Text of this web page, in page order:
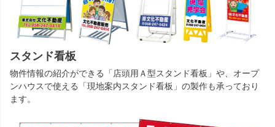
スタンド看板
物件情報の紹介ができる「店頭用Ａ型スタンド看板」や、オープ
ンハウスで使える「現地案内スタンド看板」の製作も承っており
ます。